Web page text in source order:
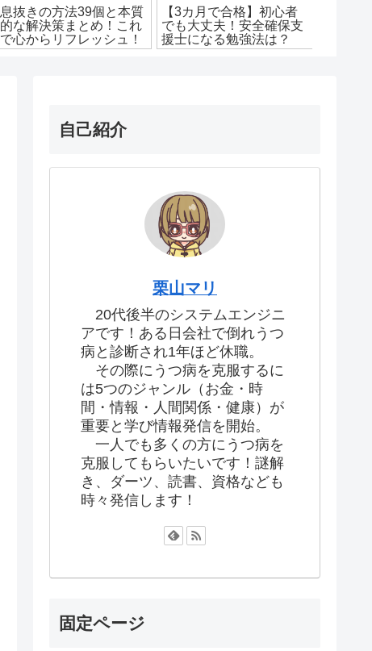
息抜きの方法39個と本質
的な解決策まとめ！これ
で心からリフレッシュ！
【3カ月で合格】初心者
でも大丈夫！安全確保支
援士になる勉強法は？
自己紹介
栗山マリ
20代後半のシステムエンジニ
アです！ある日会社で倒れうつ
病と診断され1年ほど休職。
その際にうつ病を克服するに
は5つのジャンル（お金・時
間・情報・人間関係・健康）が
重要と学び情報発信を開始。
一人でも多くの方にうつ病を
克服してもらいたいです！謎解
き、ダーツ、読書、資格なども
時々発信します！
固定ページ